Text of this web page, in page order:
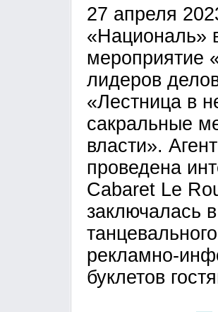
27 апреля
«Националь»
мероприятие
лидеров
«Лестница в
сакральные
власти».
проведена
Cabaret Le
заключалась
рекламно-
буклетов